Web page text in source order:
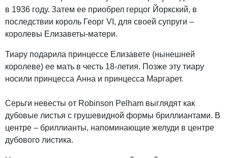
в 1936 году. Затем ее приобрел герцог Йоркский, в
последствии король Георг VI, для своей супруги –
королевы Елизаветы-матери.
Тиару подарила принцессе Елизавете (нынешней
королеве) ее мать в честь 18-летия. Позже эту тиару
носили принцесса Анна и принцесса Маргарет.
Серьги невесты от Robinson Pelham выглядят как
дубовые листья с грушевидной формы бриллиантами. В
центре – бриллианты, напоминающие желуди в центре
дубового листика.